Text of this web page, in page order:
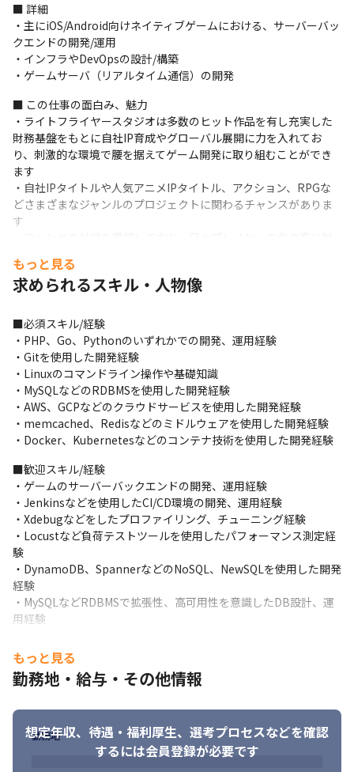
■ 詳細
・主にiOS/Android向けネイティブゲームにおける、サーバーバッ
クエンドの開発/運用
・インフラやDevOpsの設計/構築
・ゲームサーバ（リアルタイム通信）の開発
■ この仕事の面白み、魅力
・ライトフライヤースタジオは多数のヒット作品を有し充実した
財務基盤をもとに自社IP育成やグローバル展開に力を入れてお
り、刺激的な環境で腰を据えてゲーム開発に取り組むことができ
ます
・自社IPタイトルや人気アニメIPタイトル、アクション、RPGな
どさまざまなジャンルのプロジェクトに関わるチャンスがありま
す
・スマートフォンゲームだけでなく、PCやPlayStation4、
Nintendo Switchなどさまざまなプラットフォームのゲーム開発
・誰もが知るヒットタイトルクリエイターなど優秀なスタッフが
多く在籍しており切磋琢磨しながら成長できます
もっと見る
求められるスキル・人物像
■必須スキル/経験
・PHP、Go、Pythonのいずれかでの開発、運用経験
・Gitを使用した開発経験
・Linuxのコマンドライン操作や基礎知識
・MySQLなどのRDBMSを使用した開発経験
・AWS、GCPなどのクラウドサービスを使用した開発経験
・memcached、Redisなどのミドルウェアを使用した開発経験
・Docker、Kubernetesなどのコンテナ技術を使用した開発経験
■歓迎スキル/経験
・ゲームのサーバーバックエンドの開発、運用経験
・Jenkinsなどを使用したCI/CD環境の開発、運用経験
・Xdebugなどをしたプロファイリング、チューニング経験
・Locustなど負荷テストツールを使用したパフォーマンス測定経
験
・DynamoDB、SpannerなどのNoSQL、NewSQLを使用した開発
経験
・MySQLなどRDBMSで拡張性、高可用性を意識したDB設計、運
用経験
経験
■求める人物像
・面白いゲームを作りプレイヤーに届けるため真摯に努力できる
・チームワークを重視し、他メンバーを活かす働き方ができる方
もっと見る
勤務地・給与・その他情報
想定年収、待遇・福利厚生、 選考プロセスなどを確認
するには会員登録が必要です
勤務地